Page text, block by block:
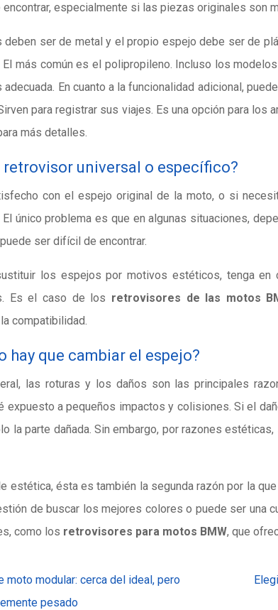
especialmente si las piezas originales son
deben ser de metal y el propio espejo debe ser de
El más común es el polipropileno. Incluso los
adecuada. En cuanto a la funcionalidad adicional,
para registrar sus viajes. Es una opción para los
más detalles.
retrovisor universal o específico?
con el espejo original de la moto, o si
único problema es que en algunas situaciones,
ser difícil de encontrar.
los espejos por motivos estéticos, tenga en
Es el caso de los retrovisores de las motos
compatibilidad.
hay que cambiar el espejo?
las roturas y los daños son las principales
expuesto a pequeños impactos y colisiones. Si el
la parte dañada. Sin embargo, por razones
estética, ésta es también la segunda razón por la
de buscar los mejores colores o puede ser una
como los retrovisores para motos BMW, que
moto modular: cerca del ideal, pero
pesado